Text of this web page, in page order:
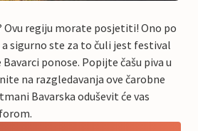
Ovu regiju morate posjetiti! Ono po
sigurno ste za to čuli jest festival
ponose. Popijte čašu piva u
na razgledavanja ove čarobne
Bavarska oduševit će vas